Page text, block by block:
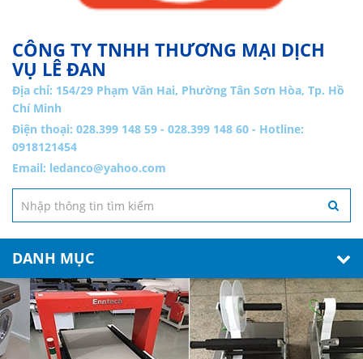
CÔNG TY TNHH THƯƠNG MẠI DỊCH
VỤ LÊ ĐAN
Địa chỉ: 154/29 Phạm Văn Hai, Phường Tân Sơn Hòa, Tp. Hồ
Chí Minh
Điện thoại: 028.399 148 59 - 028.399 148 60 - Hotline:
0918121454
Email: ledanco@yahoo.com
DANH MỤC